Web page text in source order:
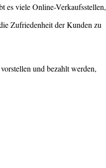
es viele Online-Verkaufsstellen,
Zufriedenheit der Kunden zu
und bezahlt werden,